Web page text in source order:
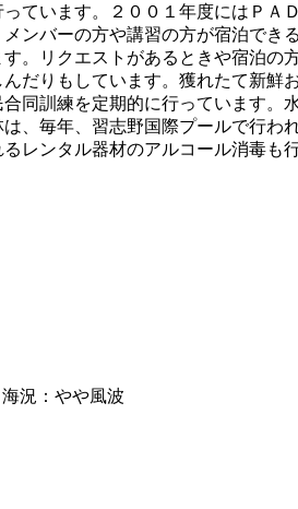
ています。２００１年度にはＰ
ンバーの方や講習の方が宿泊で
。リクエストがあるときや宿泊
だりもしています。獲れたて新
同訓練を定期的に行っています
、毎年、習志野国際プールで行
レンタル器材のアルコール消毒も
：やや風波